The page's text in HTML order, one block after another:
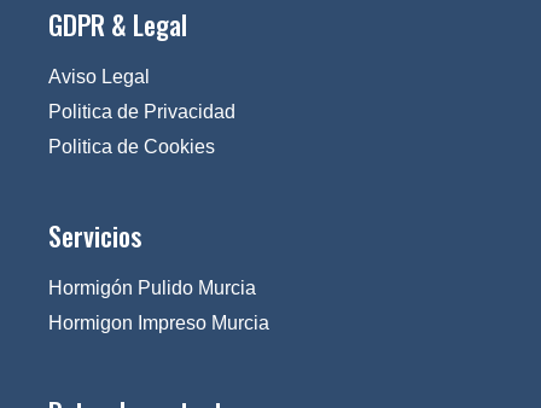
GDPR & Legal
Aviso Legal
Politica de Privacidad
Politica de Cookies
Servicios
Hormigón Pulido Murcia
Hormigon Impreso Murcia